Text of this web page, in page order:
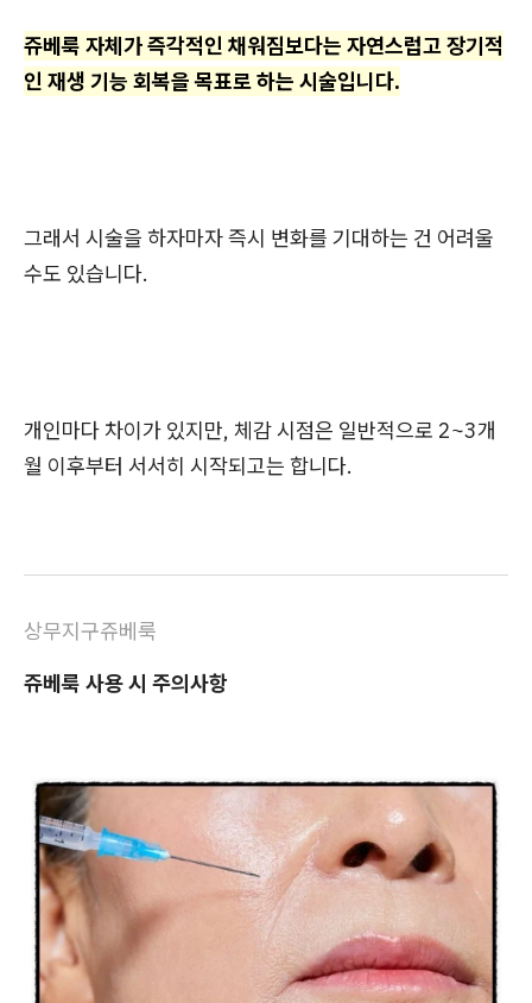
쥬베룩 자체가 즉각적인 채워짐보다는 자연스럽고 장기적
인 재생 기능 회복을 목표로 하는 시술입니다.
그래서 시술을 하자마자 즉시 변화를 기대하는 건 어려울
수도 있습니다.
개인마다 차이가 있지만, 체감 시점은 일반적으로 2~3개
월 이후부터 서서히 시작되고는 합니다.
상무지구쥬베룩
쥬베룩 사용 시 주의사항